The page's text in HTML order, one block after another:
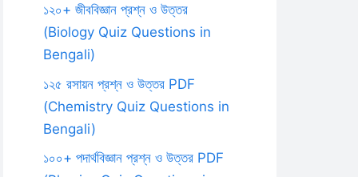
১২০+ জীববিজ্ঞান প্রশ্ন ও উত্তর
(Biology Quiz Questions in
Bengali)
১২৫ রসায়ন প্রশ্ন ও উত্তর PDF
(Chemistry Quiz Questions in
Bengali)
১০০+ পদার্থবিজ্ঞান প্রশ্ন ও উত্তর PDF